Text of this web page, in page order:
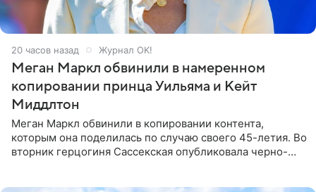
20 часов назад Журнал OK!
Меган Маркл обвинили в намеренном
копировании принца Уильяма и Кейт
Миддлтон
Меган Маркл обвинили в копировании контента,
которым она поделилась по случаю своего 45-летия. Во
вторник герцогиня Сассекская опубликовала черно-